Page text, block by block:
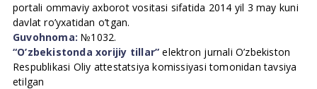
portali ommaviy axborot vositasi sifatida 2014 yil 3 may kuni
davlat ro’yxatidan o’tgan.
Guvohnoma: №1032.
“O’zbekistonda xorijiy tillar” elektron jurnali O’zbekiston
Respublikasi Oliy attestatsiya komissiyasi tomonidan tavsiya
etilgan